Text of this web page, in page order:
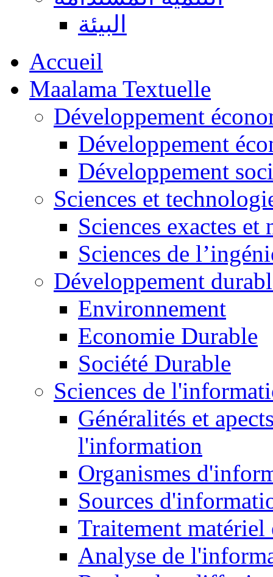
البيئة
Accueil
Maalama Textuelle
Développement
Développement
Développement
Sciences et
Sciences exactes et
Sciences de
Développement
Environnement
Economie Durable
Société Durable
Sciences de
Généralités et
l'information
Organismes
Sources
Traitement matériel
Analyse de